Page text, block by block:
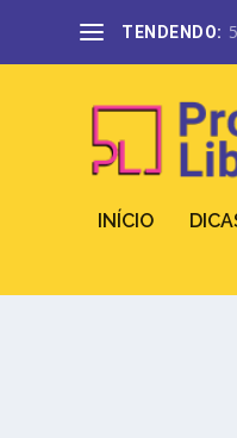
TENDENDO:
INÍCIO